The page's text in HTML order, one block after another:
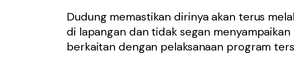
Dudung memastikan dirinya akan terus
di lapangan dan tidak segan
berkaitan dengan pelaksanaan program